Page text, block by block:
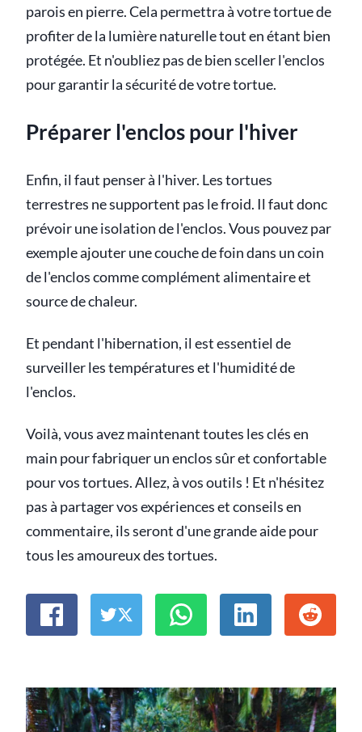
parois en pierre. Cela permettra à votre tortue de
profiter de la lumière naturelle tout en étant bien
protégée. Et n'oubliez pas de bien sceller l'enclos
pour garantir la sécurité de votre tortue.
Préparer l'enclos pour l'hiver
Enfin, il faut penser à l'hiver. Les tortues
terrestres ne supportent pas le froid. Il faut donc
prévoir une isolation de l'enclos. Vous pouvez par
exemple ajouter une couche de foin dans un coin
de l'enclos comme complément alimentaire et
source de chaleur.
Et pendant l'hibernation, il est essentiel de
surveiller les températures et l'humidité de
l'enclos.
Voilà, vous avez maintenant toutes les clés en
main pour fabriquer un enclos sûr et confortable
pour vos tortues. Allez, à vos outils ! Et n'hésitez
pas à partager vos expériences et conseils en
commentaire, ils seront d'une grande aide pour
tous les amoureux des tortues.